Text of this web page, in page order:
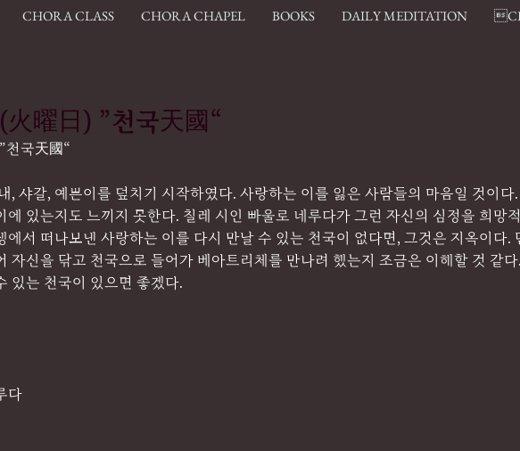
CHORA CLASS CHORA CHAPEL BOOKS DAILY MEDITATION
曜日) ”천국天國“
천국天國“
, 샤갈, 예쁜이를 덮치기 시작하였다. 사랑하는 이를 잃은 사람들의 마음일 것이다.
에 있는지도 느끼지 못한다. 칠레 시인 빠울로 네루다가 그런 자신의 심정을 희망적
에서 떠나보낸 사랑하는 이를 다시 만날 수 있는 천국이 없다면, 그것은 지옥이다.
자신을 닦고 천국으로 들어가 베아트리체를 만나려 했는지 조금은 이해할 것 같다.
있는 천국이 있으면 좋겠다.
다